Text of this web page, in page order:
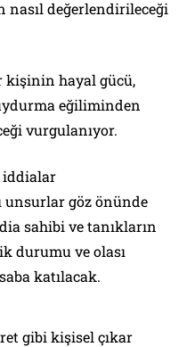
nasıl değerlendirileceği
kişinin hayal gücü,
eğiliminden
vurgulanıyor.
iddialar
göz önünde
sahibi ve tanıkların
durumu ve olası
katılacak.
gibi kişisel çıkar